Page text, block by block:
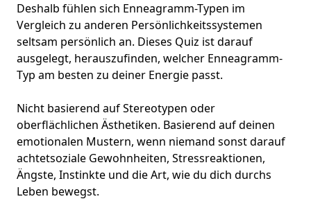
Deshalb fühlen sich Enneagramm-Typen im
Vergleich zu anderen Persönlichkeitssystemen
seltsam persönlich an. Dieses Quiz ist darauf
ausgelegt, herauszufinden, welcher Enneagramm-
Typ am besten zu deiner Energie passt.
Nicht basierend auf Stereotypen oder
oberflächlichen Ästhetiken. Basierend auf deinen
emotionalen Mustern, wenn niemand sonst darauf
achtetsoziale Gewohnheiten, Stressreaktionen,
Ängste, Instinkte und die Art, wie du dich durchs
Leben bewegst.